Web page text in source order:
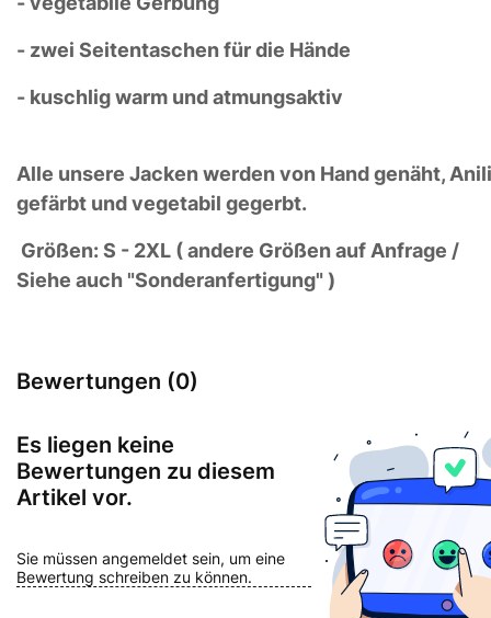
- zwei Seitentaschen für die Hände
- kuschlig warm und atmungsaktiv
Alle unsere Jacken werden von Hand genäht,
gefärbt und vegetabil gegerbt.
Größen: S - 2XL ( andere Größen auf Anfrage /
Siehe auch "Sonderanfertigung" )
Bewertungen (0)
Es liegen keine
Bewertungen zu diesem
Artikel vor.
Sie müssen angemeldet sein, um eine
Bewertung schreiben zu können.